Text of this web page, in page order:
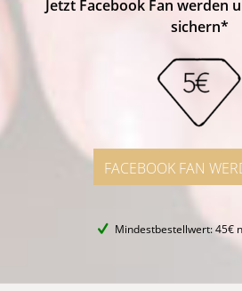
Jetzt Facebook Fan werden
sichern*
FACEBOOK FAN
Mindestbestellwert: 45€